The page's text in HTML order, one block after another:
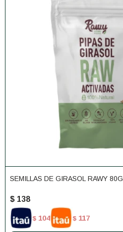
SEMILLAS DE GIRASOL RAWY 80G
$ 138
$ 104 $ 117